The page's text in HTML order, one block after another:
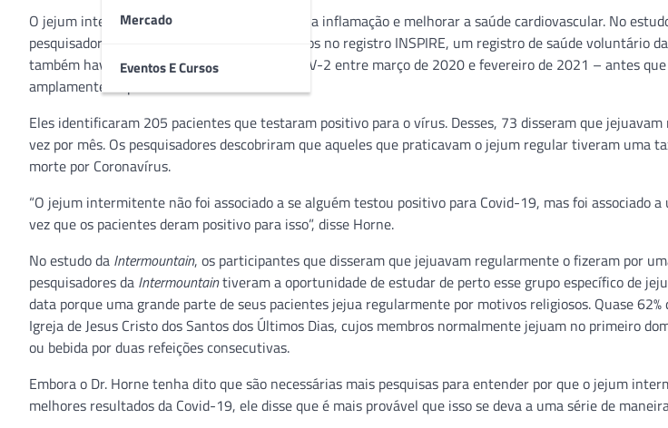
Mercado
Eventos E Cursos
O jejum intermitente já demonstrou diminuir a inflamação e melhorar a saúde cardiovascular. No
pesquisadores identificaram pacientes inscritos no registro INSPIRE, um registro de saúde voluntário da
também havia testado positivo para SARS-CoV-2 entre março de 2020 e fevereiro de 2021 – antes
amplamente disponíveis.
Eles identificaram 205 pacientes que testaram positivo para o vírus. Desses, 73 disseram que
vez por mês. Os pesquisadores descobriram que aqueles que praticavam o jejum regular tiveram uma
morte por Coronavírus.
“O jejum intermitente não foi associado a se alguém testou positivo para Covid-19, mas foi associado
vez que os pacientes deram positivo para isso”, disse Horne.
No estudo da Intermountain, os participantes que disseram que jejuavam regularmente o fizeram por
pesquisadores da Intermountaintiveram a oportunidade de estudar de perto esse grupo específico de
data porque uma grande parte de seus pacientes jejua regularmente por motivos religiosos. Quase
Igreja de Jesus Cristo dos Santos dos Últimos Dias, cujos membros normalmente jejuam no primeiro
ou bebida por duas refeições consecutivas.
Embora o Dr. Horne tenha dito que são necessárias mais pesquisas para entender por que o jejum
melhores resultados da Covid-19, ele disse que é mais provável que isso se deva a uma série de